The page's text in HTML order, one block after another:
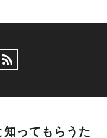
ってもらうた